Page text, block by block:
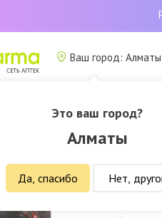
Ваш город: Алматы
Это ваш город?
Алматы
Да, спасибо Нет,
и дитя